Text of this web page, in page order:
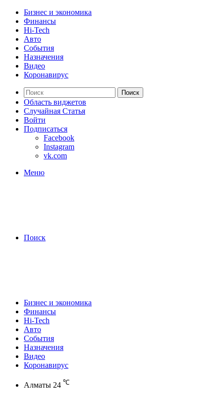
Бизнес и экономика
Финансы
Hi-Tech
Авто
События
Назначения
Видео
Коронавирус
Поиск
Область виджетов
Случайная Статья
Войти
Подписаться
Facebook
Instagram
vk.com
Меню
Поиск
Бизнес и экономика
Финансы
Hi-Tech
Авто
События
Назначения
Видео
Коронавирус
Алматы 24 ℃